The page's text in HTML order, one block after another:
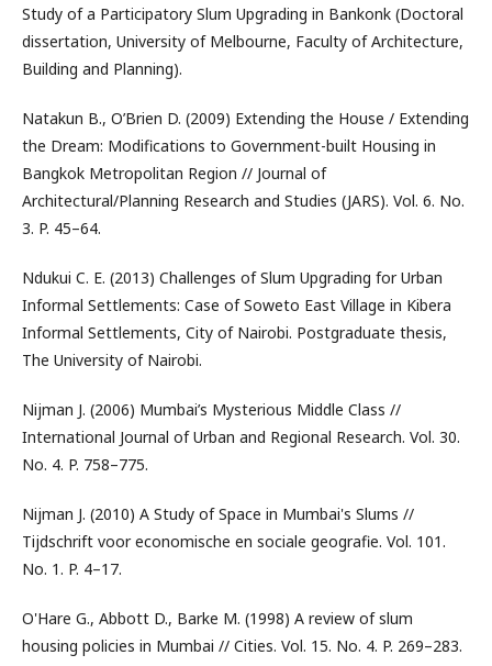
Study of a Participatory Slum Upgrading in Bankonk (Doctoral
dissertation, University of Melbourne, Faculty of Architecture,
Building and Planning).
Natakun B., O’Brien D. (2009) Extending the House / Extending
the Dream: Modifications to Government-built Housing in
Bangkok Metropolitan Region // Journal of
Architectural/Planning Research and Studies (JARS). Vol. 6. No.
3. P. 45–64.
Ndukui C. E. (2013) Challenges of Slum Upgrading for Urban
Informal Settlements: Case of Soweto East Village in Kibera
Informal Settlements, City of Nairobi. Postgraduate thesis,
The University of Nairobi.
Nijman J. (2006) Mumbai’s Mysterious Middle Class //
International Journal of Urban and Regional Research. Vol. 30.
No. 4. P. 758–775.
Nijman J. (2010) A Study of Space in Mumbai's Slums //
Tijdschrift voor economische en sociale geografie. Vol. 101.
No. 1. P. 4–17.
O'Hare G., Abbott D., Barke M. (1998) A review of slum
housing policies in Mumbai // Cities. Vol. 15. No. 4. P. 269–283.